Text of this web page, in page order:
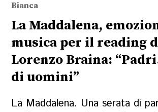
Bianca
La Maddalena,
musica per il reading
Lorenzo Braina:
di uomini”
La Maddalena. Una serata di